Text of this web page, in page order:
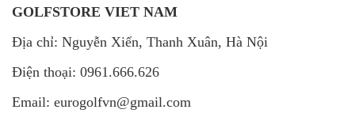
GOLFSTORE VIET NAM
Địa chỉ: Nguyễn Xiển, Thanh Xuân, Hà Nội
Điện thoại: 0961.666.626
Email: eurogolfvn@gmail.com